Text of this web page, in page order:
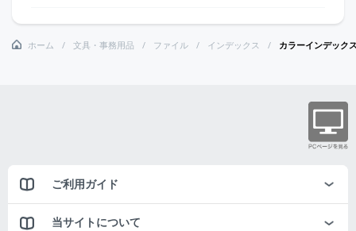
ホーム 文具・事務用品 ファイル インデックス カラーインデッ
ご利用ガイド
当サイトについて